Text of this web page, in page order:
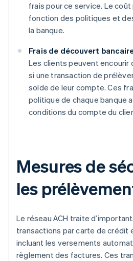
frais pour ce service. Le
fonction des politiques et
la banque.
Frais de découvert
Les clients peuvent
si une transaction de
solde de leur compte. Ces
politique de chaque banque
conditions du compte du
Mesures de
les
Le réseau ACH traite
transactions par carte de crédit
incluant les versements
règlement des factures. Ces